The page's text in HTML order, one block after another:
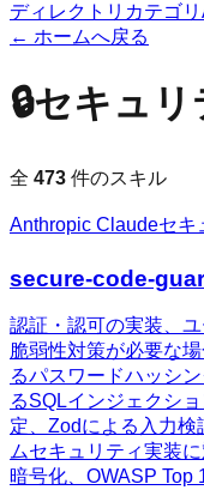
ディレクトリ カテゴリ
← ホームへ戻る
🔒セキュリ
全 473 件のスキル
Anthropic Claudeセキ
secure-code-
認証・認可の実装、
脆弱性対策が必要な
るパスワードハッシ
るSQLインジェクシ
定、Zodによる入力検
ムセキュリティ実装
暗号化、OWASP Top